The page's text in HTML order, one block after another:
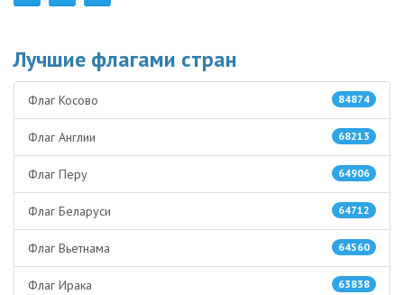
Лучшие флагами стран
84874
Флаг Косово
68213
Флаг Англии
64906
Флаг Перу
64712
Флаг Беларуси
64560
Флаг Вьетнама
63838
Флаг Ирака